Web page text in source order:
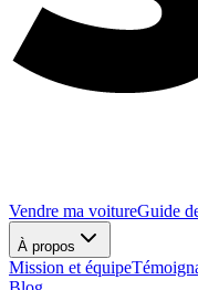
Vendre ma voitureGuide
À propos
Mission et équipe